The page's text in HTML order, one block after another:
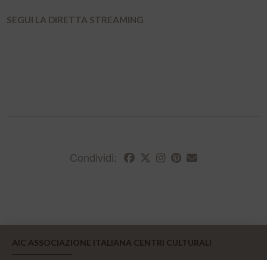
SEGUI LA DIRETTA STREAMING
Condividi:
AIC ASSOCIAZIONE ITALIANA CENTRI CULTURALI